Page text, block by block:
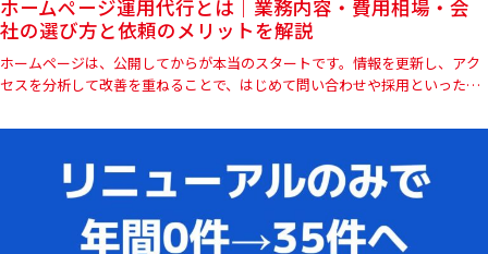
ホームページ運用代行とは｜業務内容・費用相場・会
社の選び方と依頼のメリットを解説
ホームページは、公開してからが本当のスタートです。情報を更新し、アク
セスを分析して改善を重ねることで、はじめて問い合わせや採用といった成